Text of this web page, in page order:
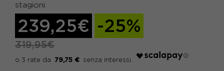
stagioni.
239,25€ -25%
319,95€
79,75 €